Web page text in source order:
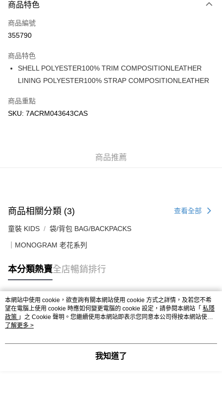
信用卡
Apple Pay
AlipayHK
WeChat Pay
商品特色
商品編號
355790
商品特色
SHELL POLYESTER100% TRIM COMPOSITIONLEATHER
LINING POLYESTER100% STRAP COMPOSITIONLEATHER
商品重點
SKU: 7ACRM043643CAS
商品推薦
商品相關分類 (3) 查看全部
童裝 KIDS 袋/背包 BAG/BACKPACKS
｜MONOGRAM 老花系列
本分類熱賣全店暢銷排行
熱門標籤
熱銷排行
本網站中使用 cookie，欲查詢有關本網站使用 cookie 方式之詳情，及若您不希
望在電腦上使用 cookie 時應如何變更電腦的 cookie 設定，請參閱本網站「 私隱
政策 」之 Cookie 聲明。您繼續使用本網站即表示您同意本公司得按本網站使用
條款之 Cookie 聲明使用 cookie。
了解更多 >
我知道了